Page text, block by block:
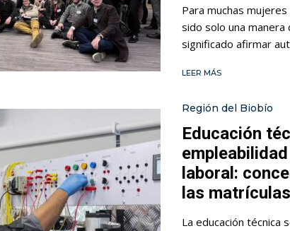
Para muchas
sido solo una
significado afirmar
LEER MÁS
Región del Biobío
Educación
laboral:
las matrículas
La educación técnica